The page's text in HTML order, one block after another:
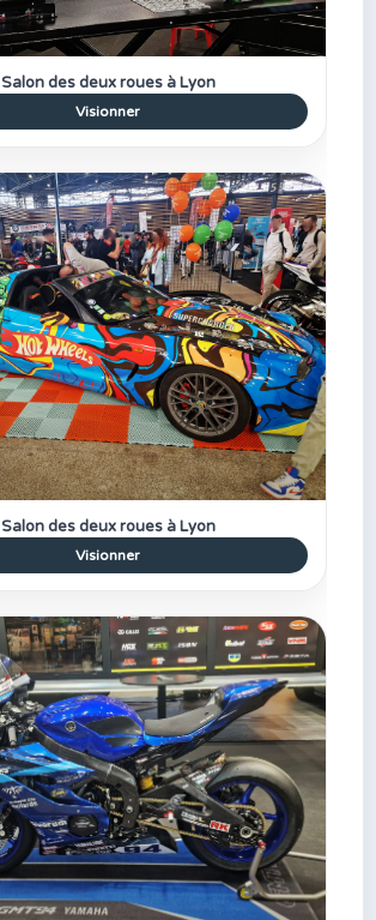
Salon des deux roues à Lyon
Visionner
Salon des deux roues à Lyon
Visionner